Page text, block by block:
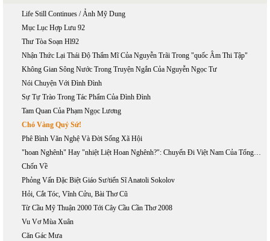
Life Still Continues / Ảnh Mỹ Dung
Mục Lục Hợp Lưu 92
Thư Tòa Soạn Hl92
Nhận Thức Lại Thái Độ Thẩm Mĩ Của Nguyễn Trãi Trong "quốc Âm Thi Tập"
Không Gian Sông Nước Trong Truyện Ngắn Của Nguyễn Ngọc Tư
Nói Chuyện Với Đình Đình
Sự Tự Trào Trong Tác Phẩm Của Đình Đình
Tam Quan Của Phạm Ngọc Lương
Chó Vàng Quỷ Sứ!
Phê Bình Văn Nghệ Và Đời Sống Xã Hội
"hoan Nghênh" Hay "nhiệt Liệt Hoan Nghênh?": Chuyến Đi Việt Nam Của Tổng Thống Bush, 17-20/11/2006
Chốn Về
Phỏng Vấn Đặc Biệt Giáo Sư/tiến Sĩ Anatoli Sokolov
Hỏi, Cắt Tóc, Vĩnh Cửu, Bài Thơ Cũ
Từ Cầu Mỹ Thuận 2000 Tới Cây Cầu Cần Thơ 2008
Vu Vơ Mùa Xuân
Căn Gác Mưa